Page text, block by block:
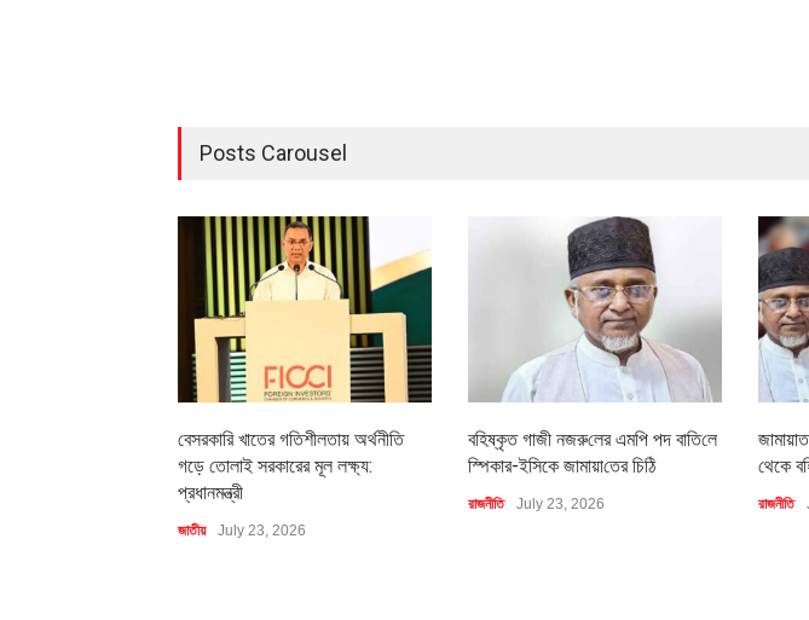
Posts Carousel
বেসরকারি খাতের গতিশীলতায় অর্থনীতি
গড়ে তোলাই সরকারের মূল লক্ষ্য:
প্রধানমন্ত্রী
জাতীয় July 23, 2026
বহিষ্কৃত গাজী নজরু‌লের এম‌পি পদ বা‌তি‌লে
স্পিকার-ইসিকে জামায়া‌তের চি‌ঠি
রাজনীতি July 23, 2026
থেকে
রাজনীতি